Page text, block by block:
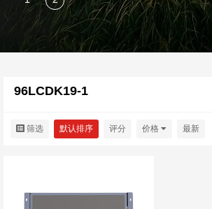
96LCDK19-1
筛选 默认排序 评分 价格 最新